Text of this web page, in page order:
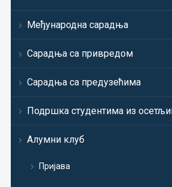
Међународна сарадња
Сарадња са привредом
Сарадња са предузећима
Подршка студентима из
Алумни клуб
Пријава